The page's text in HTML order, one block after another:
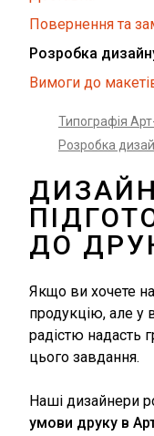
Повернення та
Розробка
Вимоги до
Типографія
Розробка
ДИЗАЙН
ДО
Якщо ви хочете
продукцію, але у
радістю надасть
цього завдання.
Наші дизайнери
умови друку в